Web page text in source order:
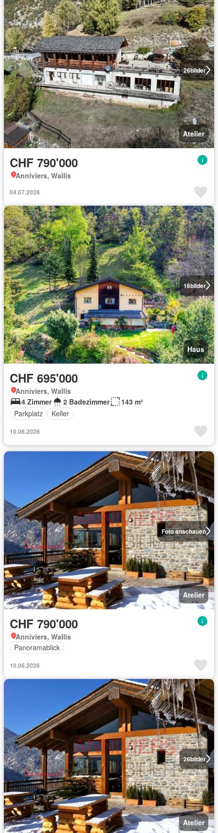
26bilder
Atelier
CHF 790'000
Anniviers, Wallis
04.07.2026
16bilder
Haus
CHF 695'000
Anniviers, Wallis
4 Zimmer
2 Badezimmer
143 m²
Parkplatz
Keller
10.06.2026
Foto anschauen
Atelier
CHF 790'000
Anniviers, Wallis
Panoramablick
10.06.2026
26bilder
Atelier